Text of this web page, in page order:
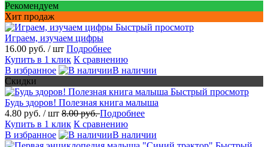
Рекомендуем
Хит продаж
Быстрый просмотр
Играем, изучаем цифры
16.00 руб. / шт Подробнее
Купить в 1 клик К сравнению
В избранное
В наличии
Скидки
Быстрый просмотр
Будь здоров! Полезная книга малыша
4.80 руб. / шт 8.00 руб.Подробнее
Купить в 1 клик К сравнению
В избранное
В наличии